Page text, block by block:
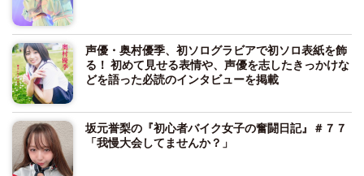
声優・奥村優季、初ソログラビアで初ソロ表紙を飾
る！ 初めて見せる表情や、声優を志したきっかけな
どを語った必読のインタビューを掲載
坂元誉梨の『初心者バイク女子の奮闘日記』＃７７
「我慢大会してませんか？」